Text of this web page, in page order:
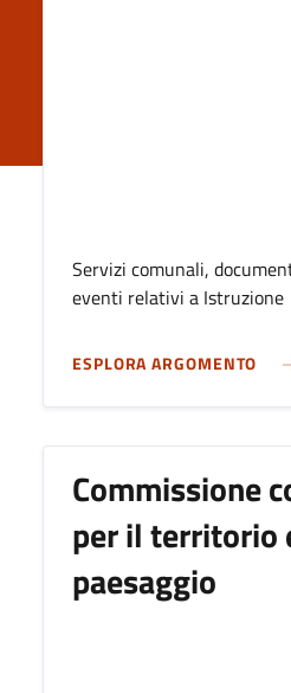
Servizi comunali,
eventi relativi a Istruzione
ESPLORA ARGOMENTO
Commissione
per il territorio
paesaggio